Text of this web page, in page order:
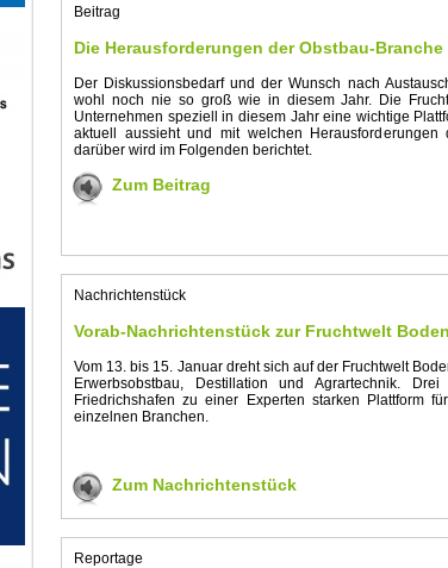
Beitrag
Die Herausforderungen der Obstbau-Branche
Der Diskussionsbedarf und der Wunsch nach
wohl noch nie so groß wie in diesem Jahr. Die
Unternehmen speziell in diesem Jahr eine wichtige
aktuell aussieht und mit welchen
darüber wird im Folgenden berichtet.
Zum Beitrag
Nachrichtenstück
Vorab-Nachrichtenstück zur Fruchtwelt
Vom 13. bis 15. Januar dreht sich auf der Fruchtwelt
Erwerbsobstbau, Destillation und Agrartechnik.
Friedrichshafen zu einer Experten starken Plattform
einzelnen Branchen.
Zum Nachrichtenstück
Reportage